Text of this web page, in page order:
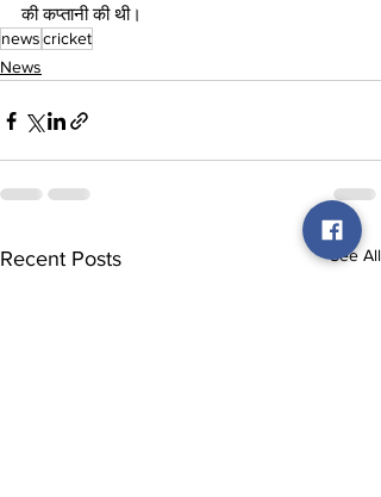
की कप्तानी की थी।
newscricket
News
Recent Posts See All